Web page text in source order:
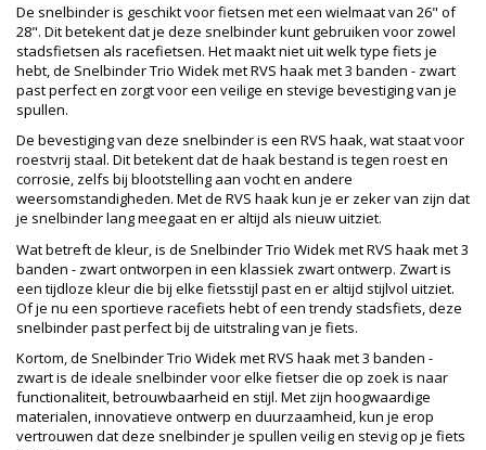
De snelbinder is geschikt voor fietsen met een wielmaat van 26" of
28". Dit betekent dat je deze snelbinder kunt gebruiken voor zowel
stadsfietsen als racefietsen. Het maakt niet uit welk type fiets je
hebt, de Snelbinder Trio Widek met RVS haak met 3 banden - zwart
past perfect en zorgt voor een veilige en stevige bevestiging van je
spullen.
De bevestiging van deze snelbinder is een RVS haak, wat staat voor
roestvrij staal. Dit betekent dat de haak bestand is tegen roest en
corrosie, zelfs bij blootstelling aan vocht en andere
weersomstandigheden. Met de RVS haak kun je er zeker van zijn dat
je snelbinder lang meegaat en er altijd als nieuw uitziet.
Wat betreft de kleur, is de Snelbinder Trio Widek met RVS haak met 3
banden - zwart ontworpen in een klassiek zwart ontwerp. Zwart is
een tijdloze kleur die bij elke fietsstijl past en er altijd stijlvol uitziet.
Of je nu een sportieve racefiets hebt of een trendy stadsfiets, deze
snelbinder past perfect bij de uitstraling van je fiets.
Kortom, de Snelbinder Trio Widek met RVS haak met 3 banden -
zwart is de ideale snelbinder voor elke fietser die op zoek is naar
functionaliteit, betrouwbaarheid en stijl. Met zijn hoogwaardige
materialen, innovatieve ontwerp en duurzaamheid, kun je erop
vertrouwen dat deze snelbinder je spullen veilig en stevig op je fiets